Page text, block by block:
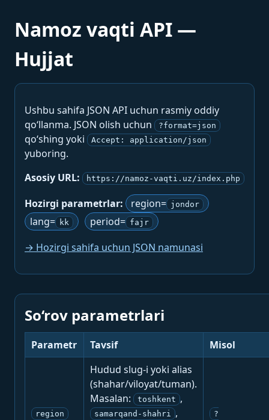
Namoz vaqti API —
Hujjat
Ushbu sahifa JSON API uchun rasmiy oddiy
qo‘llanma. JSON olish uchun
?format=json
qo‘shing yoki Accept: application/json
yuboring.
Asosiy URL:
https://namoz-vaqti.uz/index.php
Hozirgi parametrlar: region= jondor
lang= kk period= fajr
→ Hozirgi sahifa uchun JSON namunasi
So‘rov parametrlari
Parametr Tavsif Misol
region
Hudud slug-i yoki alias
(shahar/viloyat/tuman).
Masalan:
toshkent ,
samarqand-shahri ,
?